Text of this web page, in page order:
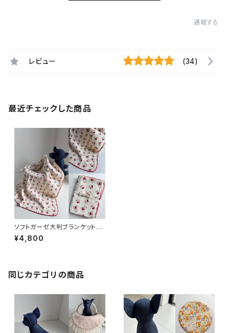
通報する
レビュー (34)
最近チェックした商品
ソフトガーゼ大判ブランケット／
クマちゃん
¥4,800
同じカテゴリの商品